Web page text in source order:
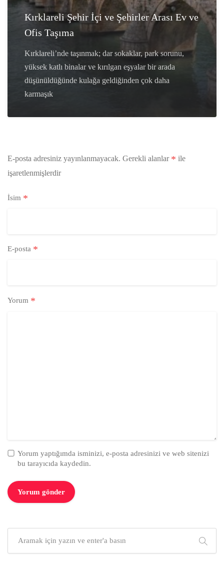
Kırklareli Şehir İçi ve Şehirler Arası Ev ve
Ofis Taşıma
Kırklareli’nde taşınmak; dar sokaklar, park sorunu,
yüksek katlı binalar ve kırılgan eşyalar bir arada
düşünüldüğünde kulağa geldiğinden çok daha
karmaşık
E-posta adresiniz yayınlanmayacak. Gerekli alanlar * ile
işaretlenmişlerdir
İsim *
E-posta *
Yorum *
Yorum yaptığımda isminizi, e-posta adresinizi ve web sitenizi
bu tarayıcıda kaydedin.